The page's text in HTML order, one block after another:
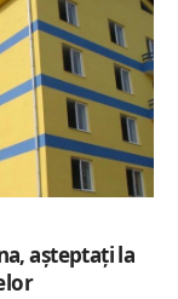
aşteptaţi la